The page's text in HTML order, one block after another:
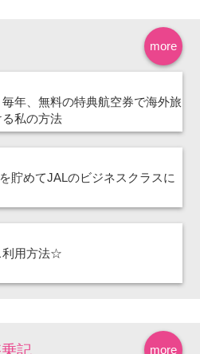
more
毎年、無料の特典航空券で海外旅
私の方法
貯めてJALのビジネスクラスに
用方法☆
more
記